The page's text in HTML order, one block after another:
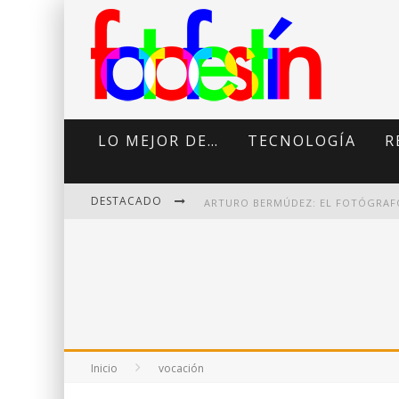
LO MEJOR DE… TECNOLOGÍA
DESTACADO
DI MARTINI: FOTOGRAFÍA
Inicio vocación